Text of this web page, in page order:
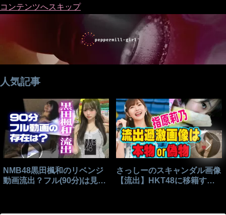
コンテンツへスキップ
人気記事
NMB48黒田楓和のリベンジ
動画流出？フル(90分)は見れ
さっしーのスキャンダル画像
【流出】HKT48に移籍する